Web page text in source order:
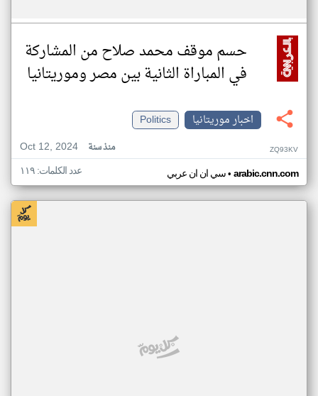
حسم موقف محمد صلاح من المشاركة
في المباراة الثانية بين مصر وموريتانيا
اخبار موريتانيا
Politics
Oct 12, 2024
منذ سنة ZQ93KV
سي ان ان عربي• arabic.cnn.com عدد الكلمات: ١١٩